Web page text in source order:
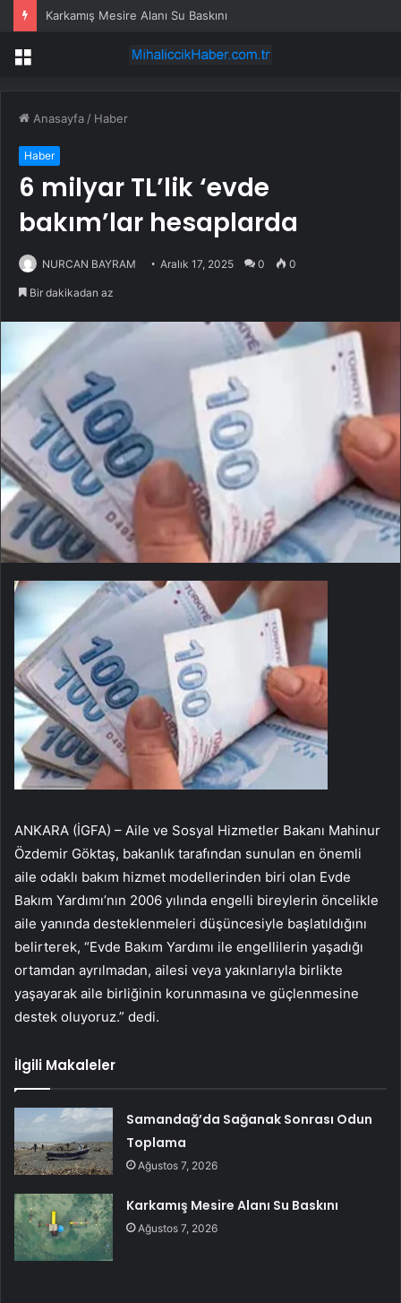
Karkamış Mesire Alanı Su Baskını
Menü
Anasayfa / Haber
Haber
6 milyar TL’lik ‘evde
bakım’lar hesaplarda
NURCAN BAYRAM Aralık 17, 2025 0 0
Bir dakikadan az
ANKARA (İGFA) – Aile ve Sosyal Hizmetler Bakanı Mahinur
Özdemir Göktaş, bakanlık tarafından sunulan en önemli
aile odaklı bakım hizmet modellerinden biri olan Evde
Bakım Yardımı’nın 2006 yılında engelli bireylerin öncelikle
aile yanında desteklenmeleri düşüncesiyle başlatıldığını
belirterek, “Evde Bakım Yardımı ile engellilerin yaşadığı
ortamdan ayrılmadan, ailesi veya yakınlarıyla birlikte
yaşayarak aile birliğinin korunmasına ve güçlenmesine
destek oluyoruz.” dedi.
İlgili Makaleler
Samandağ’da Sağanak Sonrası Odun
Toplama
Ağustos 7, 2026
Karkamış Mesire Alanı Su Baskını
Ağustos 7, 2026